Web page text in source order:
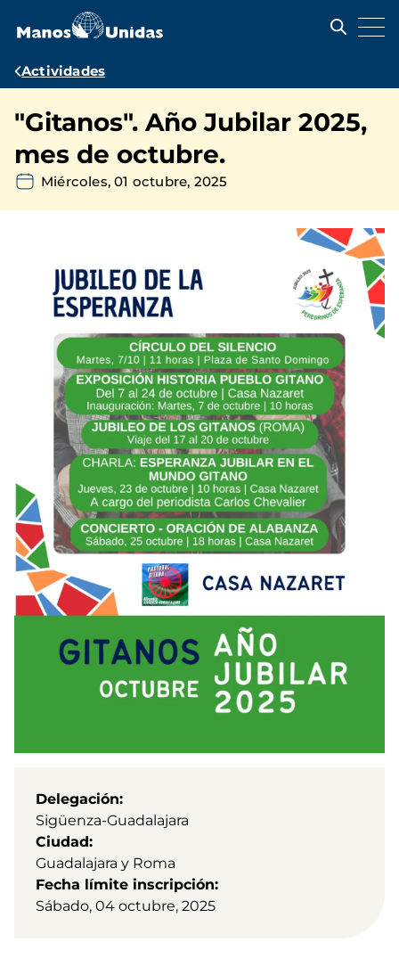
contenido
Ruta
navegación
Actividades
"Gitanos". Año Jubilar 2025,
mes de octubre.
Miércoles, 01 octubre, 2025
Delegación
Sigüenza-Guadalajara
Ciudad
Guadalajara y Roma
Fecha límite inscripción
Sábado, 04 octubre, 2025